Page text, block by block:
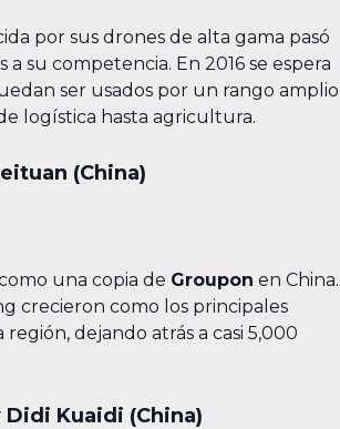
por sus drones de alta gama pasó
a su competencia. En 2016 se espera
ser usados por un rango amplio
logística hasta agricultura.
(China)
una copia de Groupon en China.
crecieron como los principales
dejando atrás a casi 5,000
Didi Kuaidi (China)